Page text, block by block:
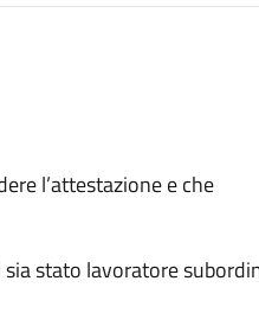
l’attestazione e che
stato lavoratore